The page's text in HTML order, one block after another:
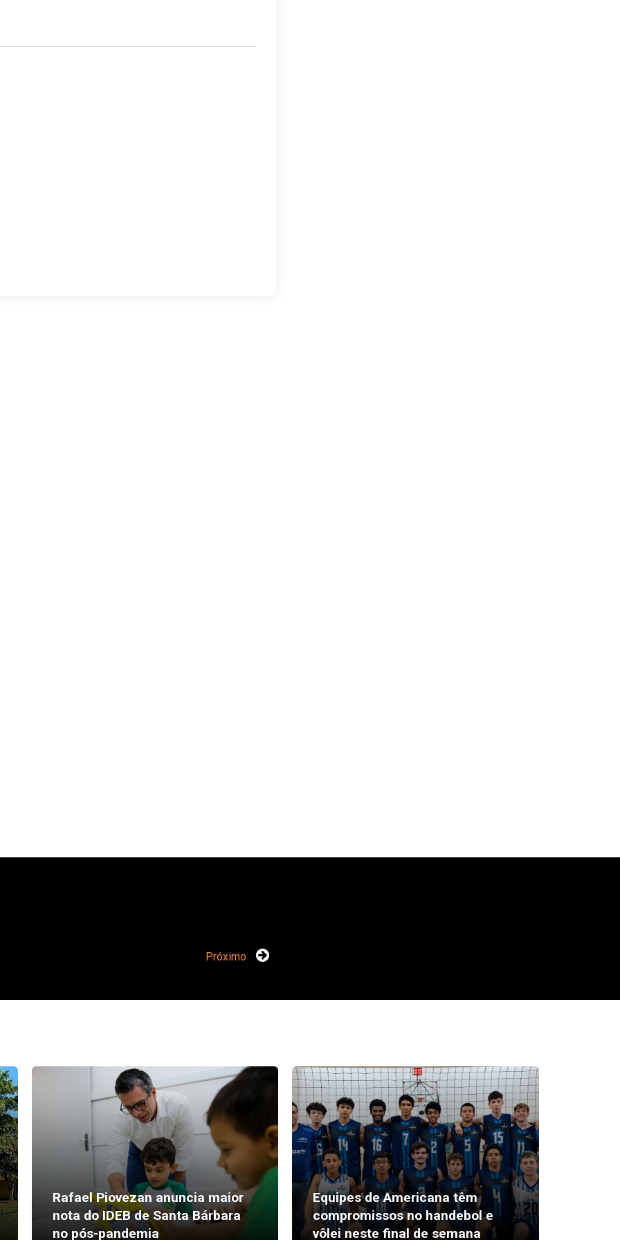
Próximo
Rafael Piovezan anuncia maior
nota do IDEB de Santa Bárbara
no pós-pandemia
Equipes de Americana têm
compromissos no handebol e
vôlei neste final de semana